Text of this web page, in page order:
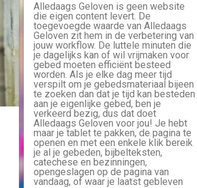
Alledaags Geloven is geen website
die eigen content levert. De
toegevoegde waarde van Alledaags
Geloven zit hem in de verbetering van
jouw workflow. De luttele minuten die
je dagelijks kan of wil vrijmaken voor
gebed moeten efficiënt besteed
worden. Als je elke dag meer tijd
verspilt om je gebedsmateriaal bijeen
te zoeken dan dat je tijd kan besteden
aan je eigenlijke gebed, ben je
verkeerd bezig, dus dat doet
Alledaags Geloven voor jou! Je hebt
maar je tablet te pakken, de pagina te
openen en met een enkele klik bereik
je al je gebeden, bijbelteksten,
catechese en bezinningen,
opengeslagen op de pagina van
vandaag, of waar je laatst gebleven